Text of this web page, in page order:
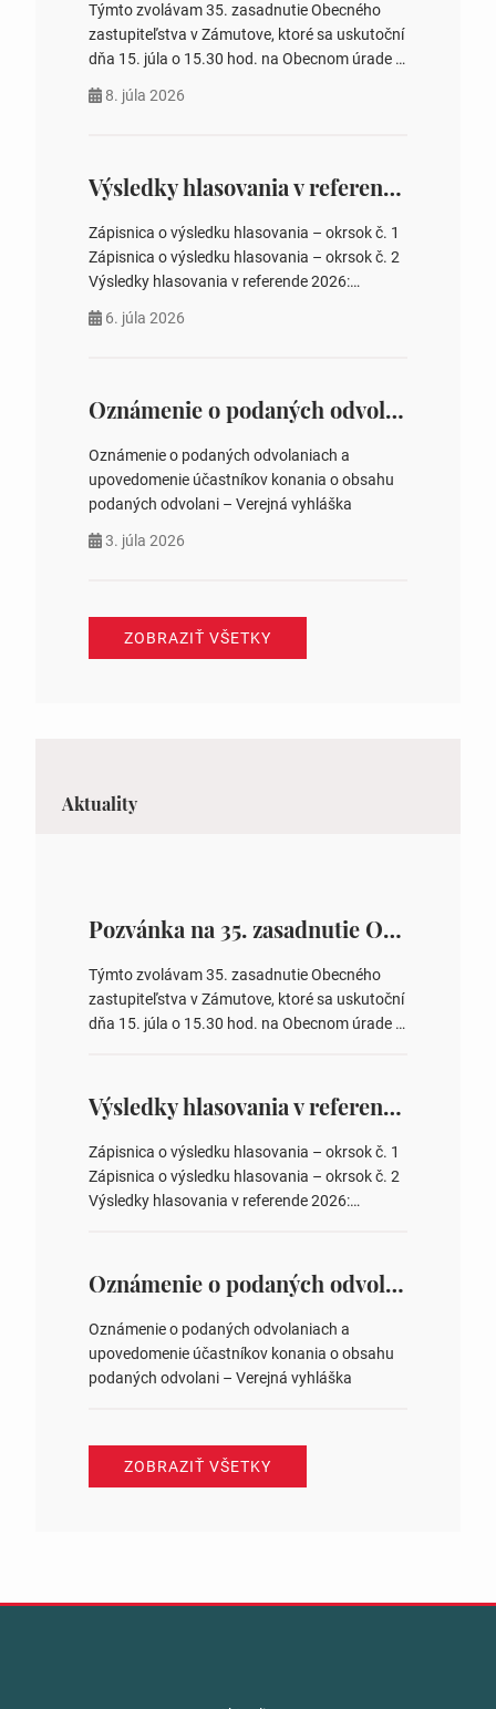
Týmto zvolávam 35. zasadnutie Obecného
zastupiteľstva v Zámutove, ktoré sa uskutoční
dňa 15. júla o 15.30 hod. na Obecnom úrade v
rokovania 2. Schválenie návrhovej komisie a
zastupiteľstiev, počtu poslancov obecných
zastupiteľstiev v nich 4. Schválenie odpredaja
obecného pozemku –…
8. júla 2026
Výsledky hlasovania v referende 2026
Zápisnica o výsledku hlasovania – okrsok č. 1
Zápisnica o výsledku hlasovania – okrsok č. 2
Výsledky hlasovania v referende 2026:
na hlasovaní https://www.volbysr.sk/…
6. júla 2026
Oznámenie o podaných odvolaniach a upovedomenie účastníkov konania o obsahu podaných odvolani – Verejná vyhláška
Oznámenie o podaných odvolaniach a
upovedomenie účastníkov konania o obsahu
podaných odvolani – Verejná vyhláška
3. júla 2026
ZOBRAZIŤ VŠETKY
Aktuality
Pozvánka na 35. zasadnutie OZ v Zámutove
Týmto zvolávam 35. zasadnutie Obecného
zastupiteľstva v Zámutove, ktoré sa uskutoční
dňa 15. júla o 15.30 hod. na Obecnom úrade v
overovateľov zápisnice 3. Určenie volebných
obvodov pre voľby poslancov obecných
zastupiteľstiev, počtu poslancov obecných
zastupiteľstiev v nich 4. Schválenie odpredaja
obecného pozemku –…
Výsledky hlasovania v referende 2026
Zápisnica o výsledku hlasovania – okrsok č. 1
Zápisnica o výsledku hlasovania – okrsok č. 2
Výsledky hlasovania v referende 2026:
ysledky.html
Oznámenie o podaných odvolaniach a upovedomenie účastníkov konania o obsahu podaných odvolani – Verejná vyhláška
Oznámenie o podaných odvolaniach a
upovedomenie účastníkov konania o obsahu
podaných odvolani – Verejná vyhláška
ZOBRAZIŤ VŠETKY